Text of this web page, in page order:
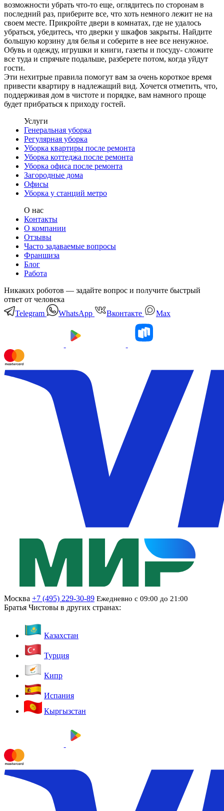
возможности убрать что-то еще, оглядитесь по сторонам в
последний раз, приберите все, что хоть немного лежит не на
своем месте. Прикройте двери в комнатах, где не удалось
убраться, убедитесь, что дверки у шкафов закрыты. Найдите
большую корзину для белья и соберите в нее все ненужное.
Обувь и одежду, игрушки и книги, газеты и посуду- сложите
все туда и спрячьте подальше, разберете потом, когда уйдут
гости.
Эти нехитрые правила помогут вам за очень короткое время
привести квартиру в надлежащий вид. Хочется отметить, что,
поддерживая дом в чистоте и порядке, вам намного проще
будет прибраться к приходу гостей.
Услуги
Генеральная уборка
Регулярная уборка
Уборка квартиры после ремонта
Уборка коттеджа после ремонта
Уборка офиса после ремонта
Загородные дома
Офисы
Уборка у станций метро
О нас
Контакты
О компании
Отзывы
Часто задаваемые вопросы
Франшиза
Блог
Работа
Никаких роботов — задайте вопрос и получите быстрый
ответ от человека
Telegram
WhatsApp Вконтакте Мах
Москва +7 (495) 229-30-89 Ежедневно с 09:00 до 21:00
Братья Чистовы в других странах:
Казахстан
Турция
Кипр
Испания
Кыргызстан